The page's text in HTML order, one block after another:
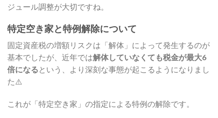
ジュール調整が大切ですね。
特定空き家と特例解除について
固定資産税の増額リスクは「解体」によって発生するのが
基本でしたが、近年では解体していなくても税金が最大6
倍になる という、より深刻な事態が起こるようになりまし
た⚠️
これが「特定空き家」の指定による特例の解除です。